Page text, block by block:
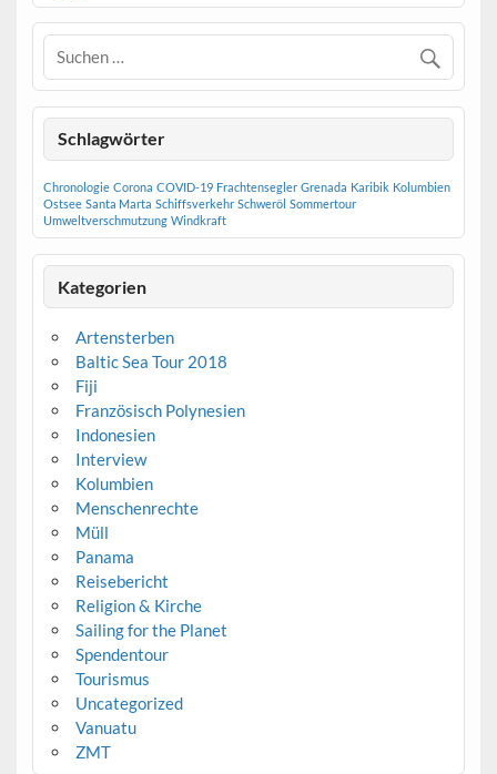
Schlagwörter
Chronologie Corona COVID-19 Frachtensegler Grenada Karibik Kolumbien
Ostsee Santa Marta Schiffsverkehr Schweröl Sommertour
Umweltverschmutzung Windkraft
Kategorien
Artensterben
Baltic Sea Tour 2018
Fiji
Französisch Polynesien
Indonesien
Interview
Kolumbien
Menschenrechte
Müll
Panama
Reisebericht
Religion & Kirche
Sailing for the Planet
Spendentour
Tourismus
Uncategorized
Vanuatu
ZMT